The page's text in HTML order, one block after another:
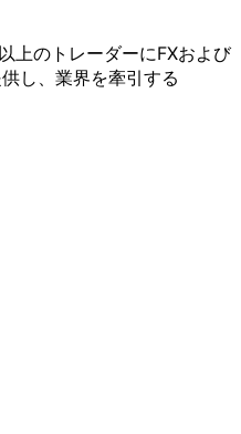
上の トレーダーにFXおよび
し、 業界を牽引する